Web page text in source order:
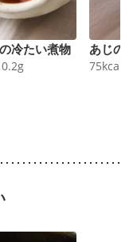
冷たい煮物
0.2g
あじの
75kcal